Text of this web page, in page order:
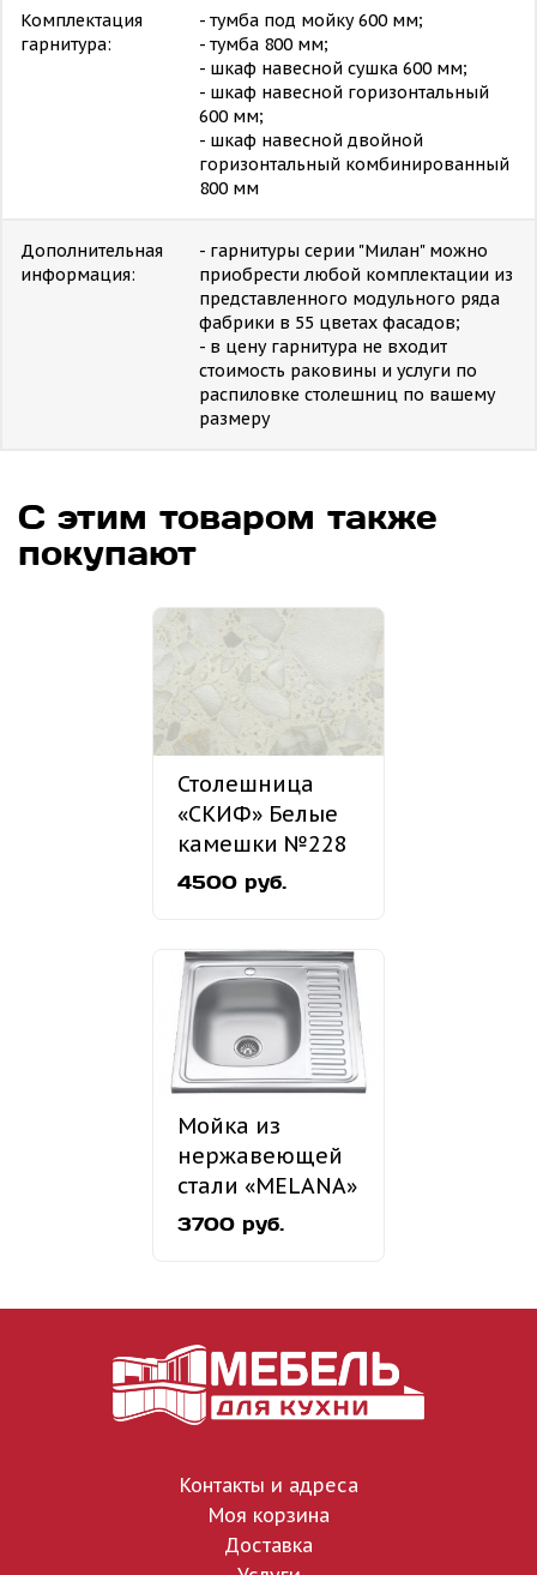
Комплектация
гарнитура:
- тумба под мойку 600 мм;
- тумба 800 мм;
- шкаф навесной сушка 600 мм;
- шкаф навесной горизонтальный
600 мм;
- шкаф навесной двойной
горизонтальный комбинированный
800 мм
Дополнительная
информация:
- гарнитуры серии "Милан" можно
приобрести любой комплектации из
представленного модульного ряда
фабрики в 55 цветах фасадов;
- в цену гарнитура не входит
стоимость раковины и услуги по
распиловке столешниц по вашему
размеру
С этим товаром также
покупают
Столешница
«СКИФ» Белые
камешки №228
4500 руб.
Мойка из
нержавеющей
стали «MELANA»
MLN-6060
3700 руб.
Контакты и адреса
Моя корзина
Доставка